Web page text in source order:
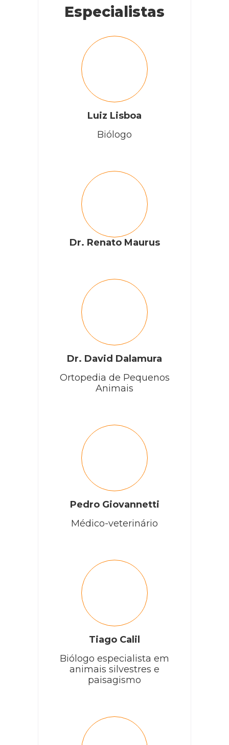
Especialistas
Luiz Lisboa
Biólogo
Dr. Renato Maurus
Dr. David Dalamura
Ortopedia de Pequenos
Animais
Pedro Giovannetti
Médico-veterinário
Tiago Calil
Biólogo especialista em
animais silvestres e
paisagismo